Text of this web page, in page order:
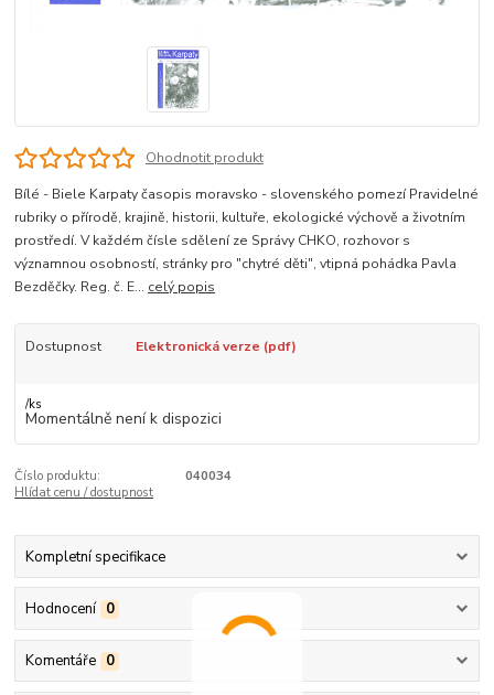
Ohodnotit produkt
Bílé - Biele Karpaty časopis moravsko - slovenského pomezí Pravidelné
rubriky o přírodě, krajině, historii, kultuře, ekologické výchově a životním
prostředí. V každém čísle sdělení ze Správy CHKO, rozhovor s
významnou osobností, stránky pro "chytré děti", vtipná pohádka Pavla
Bezděčky. Reg. č. E... celý popis
Dostupnost Elektronická verze (pdf)
/ks
Momentálně není k dispozici
Číslo produktu:
040034
Hlídat cenu / dostupnost
Kompletní specifikace
Hodnocení 0
Komentáře 0